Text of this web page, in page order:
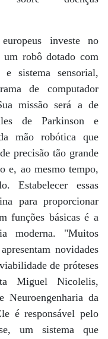
investe no
robô dotado com
sistema sensorial,
de computador
missão será a de
de Parkinson e
mão robótica que
precisão tão grande
e, ao mesmo tempo,
Estabelecer essas
para proporcionar
funções básicas é a
moderna. "Muitos
novidades
de próteses
Miguel Nicolelis,
da
é responsável pelo
um sistema que